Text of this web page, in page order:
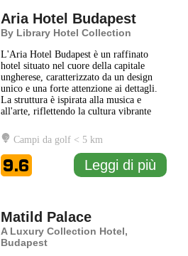
Aria Hotel Budapest
By Library Hotel Collection
L'Aria Hotel Budapest è un raffinato
hotel situato nel cuore della capitale
ungherese, caratterizzato da un design
unico e una forte attenzione ai dettagli.
La struttura è ispirata alla musica e
all'arte, riflettendo la cultura vibrante
dedicato a un diverso genere musicale,
offrendo agli ospiti un'atmosfera
immersiva e suggestiva. Questo hotel di
lusso combina
... Leggi di più
Campi da golf < 5 km
9.6 Leggi di più
Matild Palace
A Luxury Collection Hotel,
Budapest